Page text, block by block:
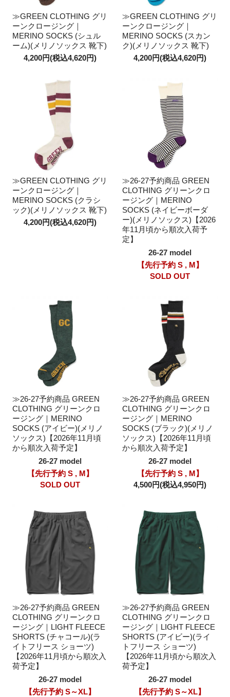
≫GREEN CLOTHING グリ
ーンクロージング｜
MERINO SOCKS (シュル
ーム)(メリノソックス 靴下)
4,200円(税込4,620円)
≫GREEN CLOTHING グリ
ーンクロージング｜
MERINO SOCKS (スカン
ク)(メリノソックス 靴下)
4,200円(税込4,620円)
≫GREEN CLOTHING グリ
ーンクロージング｜
MERINO SOCKS (クラシ
ック)(メリノソックス 靴下)
4,200円(税込4,620円)
≫26-27予約商品 GREEN
CLOTHING グリーンクロ
ージング｜MERINO
SOCKS (ネイビーボーダ
ー)(メリノソックス)【2026
年11月頃から順次入荷予
定】
26-27 model
【先行予約 S , M】
SOLD OUT
≫26-27予約商品 GREEN
CLOTHING グリーンクロ
ージング｜MERINO
SOCKS (アイビー)(メリノ
ソックス)【2026年11月頃
から順次入荷予定】
26-27 model
【先行予約 S , M】
SOLD OUT
≫26-27予約商品 GREEN
CLOTHING グリーンクロ
ージング｜MERINO
SOCKS (ブラック)(メリノ
ソックス)【2026年11月頃
から順次入荷予定】
26-27 model
【先行予約 S , M】
4,500円(税込4,950円)
≫26-27予約商品 GREEN
CLOTHING グリーンクロ
ージング｜LIGHT FLEECE
SHORTS (チャコール)(ラ
イトフリース ショーツ)
【2026年11月頃から順次入
荷予定】
26-27 model
【先行予約 S～XL】
≫26-27予約商品 GREEN
CLOTHING グリーンクロ
ージング｜LIGHT FLEECE
SHORTS (アイビー)(ライ
トフリース ショーツ)
【2026年11月頃から順次入
荷予定】
26-27 model
【先行予約 S～XL】